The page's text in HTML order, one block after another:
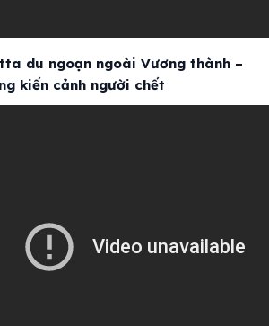
du ngoạn ngoài Vương thành –
kiến cảnh người chết